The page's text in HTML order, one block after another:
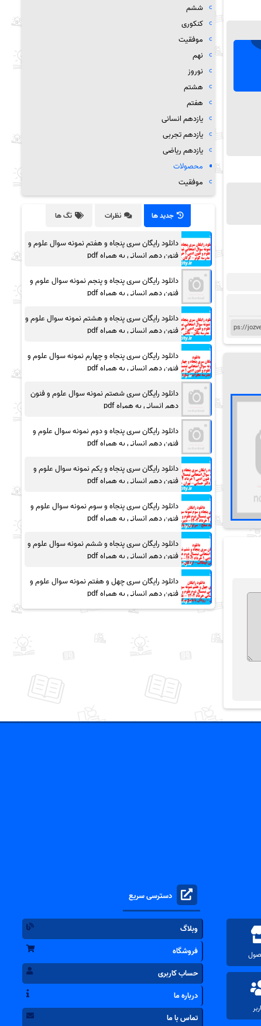
ششم
کنکوری
موفقیت
نهم
نوروز
هشتم
هفتم
یازدهم انسانی
یازدهم تجربی
یازدهم ریاضی
محصولات
موفقیت
جدید ها نظرات تگ ها
دانلود رایگان سری پنجاه و هفتم نمونه سوال علوم و
فنون دهم انسانی به همراه pdf
دانلود رایگان سری پنجاه و پنجم نمونه سوال علوم و
فنون دهم انسانی به همراه pdf
دانلود رایگان سری پنجاه و هشتم نمونه سوال علوم و
فنون دهم انسانی به همراه pdf
دانلود رایگان سری پنجاه و چهارم نمونه سوال علوم و
فنون دهم انسانی به همراه pdf
دانلود رایگان سری شصتم نمونه سوال علوم و فنون
دهم انسانی به همراه pdf
دانلود رایگان سری پنجاه و دوم نمونه سوال علوم و
فنون دهم انسانی به همراه pdf
دانلود رایگان سری پنجاه و یکم نمونه سوال علوم و
فنون دهم انسانی به همراه pdf
دانلود رایگان سری پنجاه و سوم نمونه سوال علوم و
فنون دهم انسانی به همراه pdf
دانلود رایگان سری پنجاه و ششم نمونه سوال علوم و
فنون دهم انسانی به همراه pdf
دانلود رایگان سری چهل و هفتم نمونه سوال علوم و
فنون دهم انسانی به همراه pdf
دسترسی سریع
وبلاگ
فروشگاه
حساب کاربری
درباره ما
تماس با ما